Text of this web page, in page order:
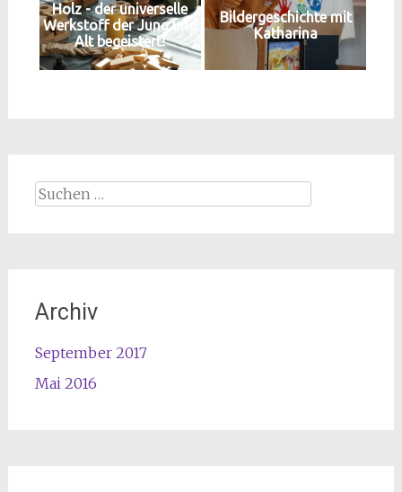
Holz - der universelle
Werkstoff der Jung und
Alt begeistert!
Bildergeschichte mit
Katharina
Archiv
September 2017
Mai 2016